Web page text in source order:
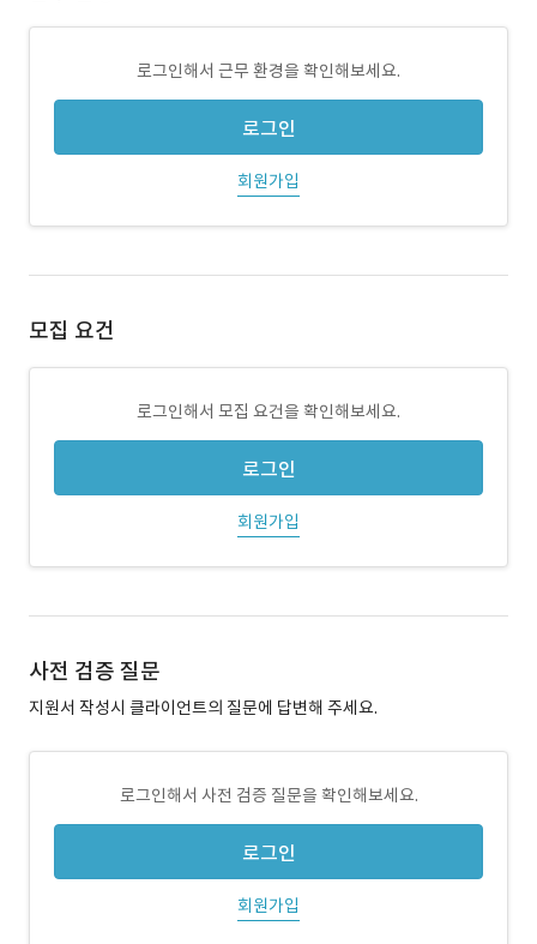
로그인해서 근무 환경을 확인해보세요.
로그인
회원가입
모집 요건
로그인해서 모집 요건을 확인해보세요.
로그인
회원가입
사전 검증 질문
지원서 작성시 클라이언트의 질문에 답변해 주세요.
로그인해서 사전 검증 질문을 확인해보세요.
로그인
회원가입